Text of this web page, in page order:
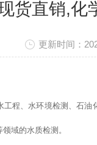
货直销,化
更新时间：
工程、水环境检测、石
域的水质检测。